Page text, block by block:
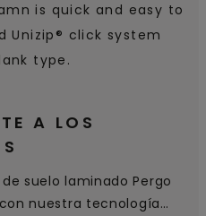
is quick and easy to
click system
type.
A LOS
suelo laminado Pergo
nuestra tecnología